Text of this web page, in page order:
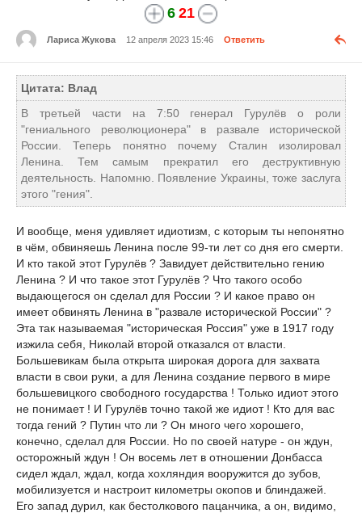
6 21
Лариса Жукова 12 апреля 2023 15:46 Ответить
Цитата: Влад
В третьей части на 7:50 генерал Гурулёв о роли
"гениального революционера" в развале исторической
России. Теперь понятно почему Сталин изолировал
Ленина. Тем самым прекратил его деструктивную
деятельность. Напомню. Появление Украины, тоже заслуга
этого "гения".
И вообще, меня удивляет идиотизм, с которым ты непонятно
в чём, обвиняешь Ленина после 99-ти лет со дня его смерти.
И кто такой этот Гурулёв ? Завидует действительно гению
Ленина ? И что такое этот Гурулёв ? Что такого особо
выдающегося он сделал для России ? И какое право он
имеет обвинять Ленина в "развале исторической России" ?
Эта так называемая "историческая Россия" уже в 1917 году
изжила себя, Николай второй отказался от власти.
Большевикам была открыта широкая дорога для захвата
власти в свои руки, а для Ленина создание первого в мире
большевицкого свободного государства ! Только идиот этого
не понимает ! И Гурулёв точно такой же идиот ! Кто для вас
тогда гений ? Путин что ли ? Он много чего хорошего,
конечно, сделал для России. Но по своей натуре - он ждун,
осторожный ждун ! Он восемь лет в отношении Донбасса
сидел ждал, ждал, когда хохляндия вооружится до зубов,
мобилизуется и настроит километры окопов и блиндажей.
Его запад дурил, как бестолкового пацанчика, а он, видимо,